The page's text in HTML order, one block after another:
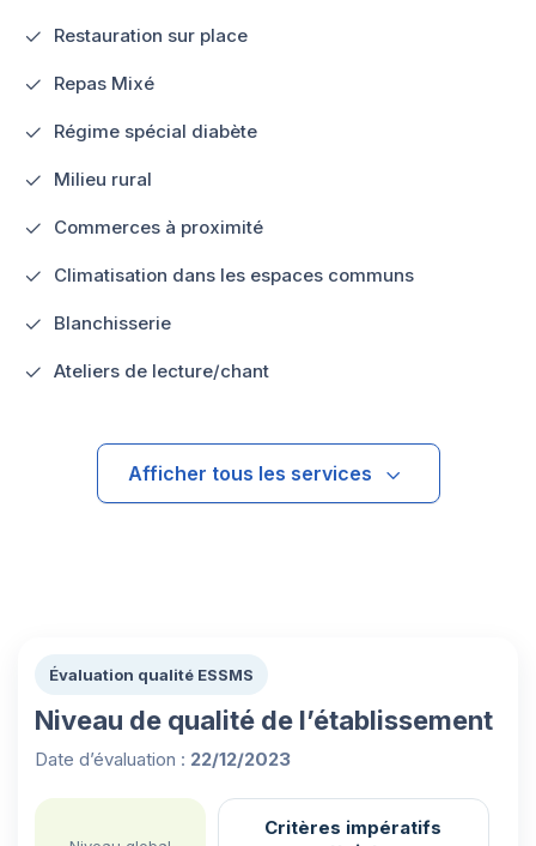
Restauration sur place
Repas Mixé
Régime spécial diabète
Milieu rural
Commerces à proximité
Climatisation dans les espaces communs
Blanchisserie
Ateliers de lecture/chant
Afficher tous les services
Évaluation qualité ESSMS
Niveau de qualité de l’établissement
Date d’évaluation : 22/12/2023
Critères impératifs